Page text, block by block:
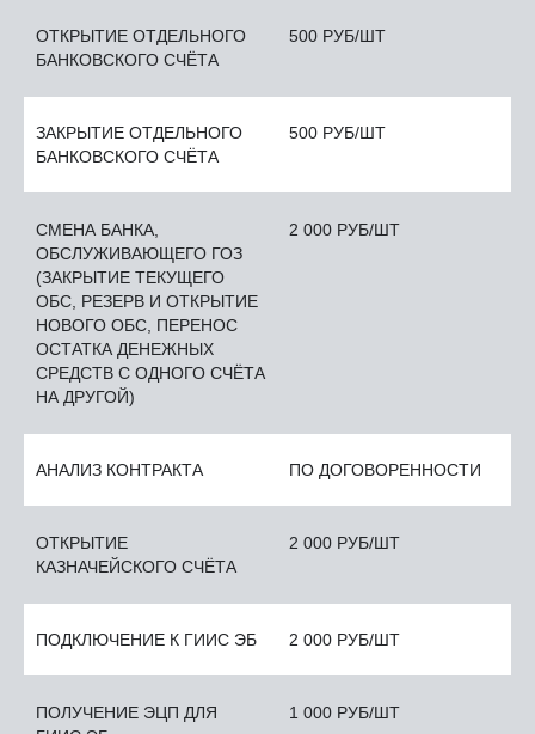
ОТКРЫТИЕ ОТДЕЛЬНОГО
БАНКОВСКОГО СЧЁТА
500 РУБ/ШТ
ЗАКРЫТИЕ ОТДЕЛЬНОГО
БАНКОВСКОГО СЧЁТА
500 РУБ/ШТ
СМЕНА БАНКА,
ОБСЛУЖИВАЮЩЕГО ГОЗ
(ЗАКРЫТИЕ ТЕКУЩЕГО
ОБС, РЕЗЕРВ И ОТКРЫТИЕ
НОВОГО ОБС, ПЕРЕНОС
ОСТАТКА ДЕНЕЖНЫХ
СРЕДСТВ С ОДНОГО СЧЁТА
НА ДРУГОЙ)
2 000 РУБ/ШТ
АНАЛИЗ КОНТРАКТА ПО ДОГОВОРЕННОСТИ
ОТКРЫТИЕ
КАЗНАЧЕЙСКОГО СЧЁТА
2 000 РУБ/ШТ
ПОДКЛЮЧЕНИЕ К ГИИС ЭБ 2 000 РУБ/ШТ
ПОЛУЧЕНИЕ ЭЦП ДЛЯ
1 000 РУБ/ШТ